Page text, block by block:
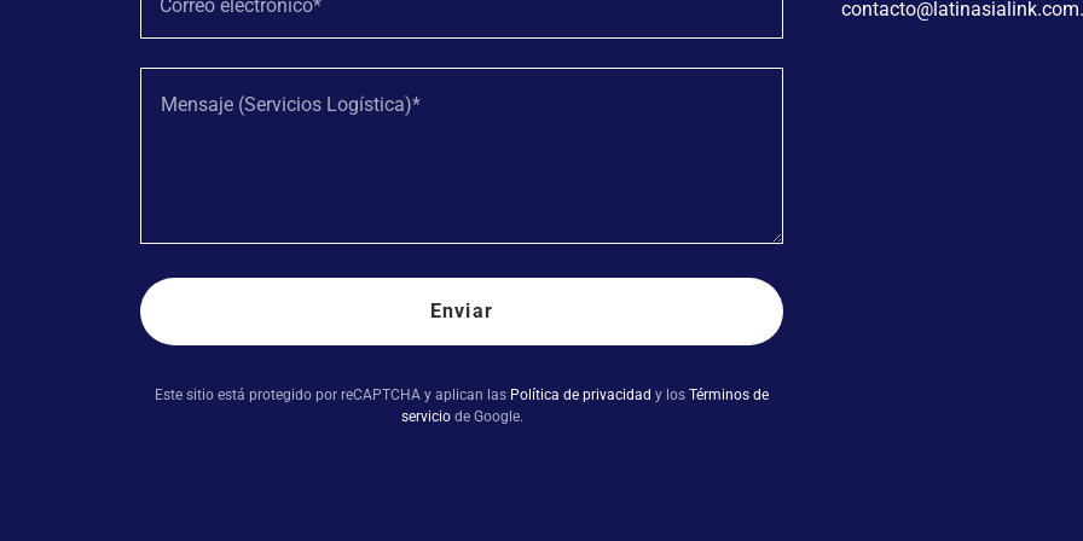
Correo electrónico*
Enviar
Este sitio está protegido por reCAPTCHA y aplican las Política de privacidad y los Términos de
serviciode Google.